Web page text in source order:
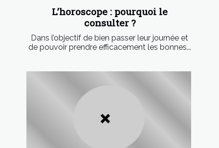
L’horoscope : pourquoi le
consulter ?
Dans l’objectif de bien passer leur journée et
de pouvoir prendre efficacement les bonnes...